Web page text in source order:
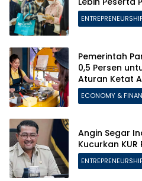
Pemerintah
0,5 Persen
Aturan Ketat
ECONOMY &
Angin Segar
Kucurkan KUR